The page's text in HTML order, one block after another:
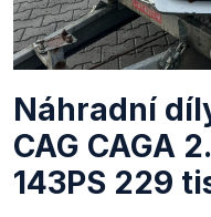
Náhradní
CAG CAGA
143PS 229